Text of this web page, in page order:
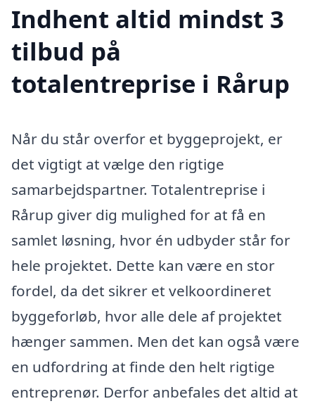
Indhent altid mindst 3
tilbud på
totalentreprise i Rårup
Når du står overfor et byggeprojekt, er
det vigtigt at vælge den rigtige
samarbejdspartner. Totalentreprise i
Rårup giver dig mulighed for at få en
samlet løsning, hvor én udbyder står for
hele projektet. Dette kan være en stor
fordel, da det sikrer et velkoordineret
byggeforløb, hvor alle dele af projektet
hænger sammen. Men det kan også være
en udfordring at finde den helt rigtige
entreprenør. Derfor anbefales det altid at